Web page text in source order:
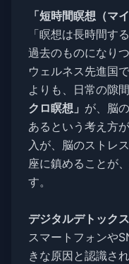
「短時間瞑想（マ
「瞑想は長時間す
過去のものになり
ウェルネス先進国
よりも、日常の隙
クロ瞑想」 が、脳
あるという考え方
入が、脳のストレ
座に鎮めることが
す。
デジタルデトック
スマートフォンや
きな原因と認識さ